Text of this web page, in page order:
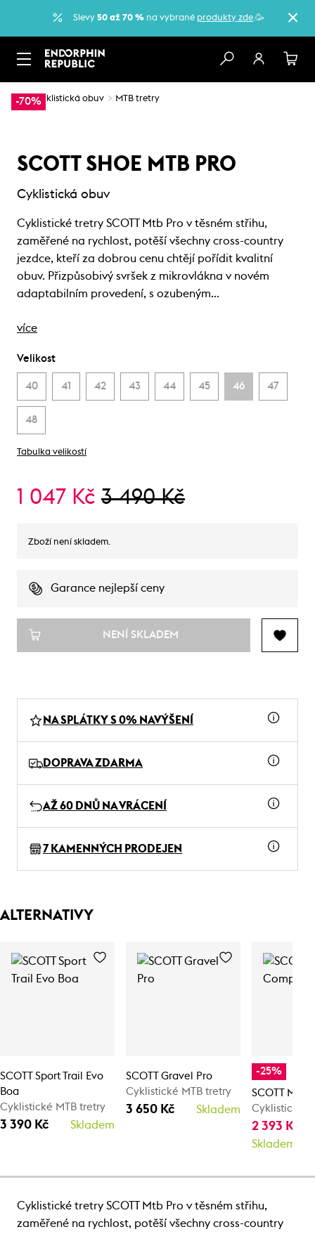
Slevy 50 až 70 % na vybrané produkty zde.🥳
-70%
… Cyklistická obuv MTB tretry
SCOTT SHOE MTB PRO
Cyklistická obuv
Cyklistické tretry SCOTT Mtb Pro v těsném střihu,
zaměřené na rychlost, potěší všechny cross-country
jezdce, kteří za dobrou cenu chtějí pořídit kvalitní
obuv. Přizpůsobivý svršek z mikrovlákna v novém
adaptabilním provedení, s ozubeným…
více
Velikost
40 41 42 43 44 45 46 47
48
Tabulka velikostí
1 047 Kč 3 490 Kč
Zboží není skladem.
Garance nejlepší ceny
NENÍ SKLADEM
NA SPLÁTKY S 0% NAVÝŠENÍ
DOPRAVA ZDARMA
AŽ 60 DNŮ NA VRÁCENÍ
7 KAMENNÝCH PRODEJEN
ALTERNATIVY
SCOTT Sport Trail Evo
Boa
Cyklistické MTB tretry
3 390 Kč Skladem
SCOTT Gravel Pro
Cyklistické MTB tretry
3 650 Kč Skladem
-25%
SCOTT Mtb
Cyklistické
2 393 Kč
Skladem
Cyklistické tretry SCOTT Mtb Pro v těsném střihu,
zaměřené na rychlost, potěší všechny cross-country